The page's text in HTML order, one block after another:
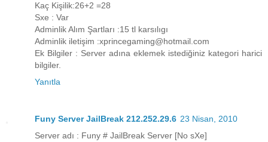
Kaç Kişilik:26+2 =28
Sxe : Var
Adminlik Alım Şartları :15 tl karsılıgı
Adminlik iletişim :xprincegaming@hotmail.com
Ek Bilgiler : Server adına eklemek istediğiniz kategori harici
bilgiler.
Yanıtla
Funy Server JailBreak 212.252.29.6 23 Nisan, 2010
Server adı : Funy # JailBreak Server [No sXe]